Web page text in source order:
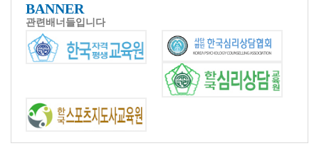
BANNER
관련배너들입니다